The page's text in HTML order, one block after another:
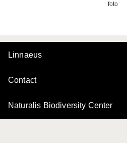
foto
Linnaeus
Contact
Naturalis Biodiversity Center